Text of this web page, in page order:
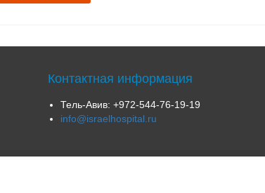
Контактная информация
Тель-Авив: +972-544-76-19-19
info@israelhospital.ru